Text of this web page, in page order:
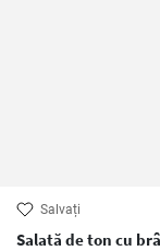
Salvați
Salată de ton cu